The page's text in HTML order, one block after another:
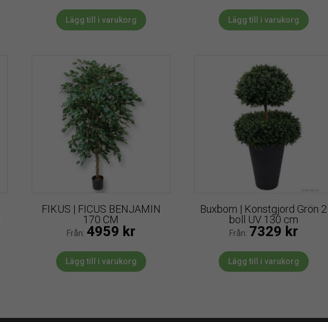
Lägg till i varukorg Lägg till i varukorg
FIKUS | FICUS BENJAMIN
170 CM
Från: 4959 kr
Lägg till i varukorg
Buxbom | Konstgjord Grön 2
boll UV 130 cm
Från: 7329 kr
Lägg till i varukorg